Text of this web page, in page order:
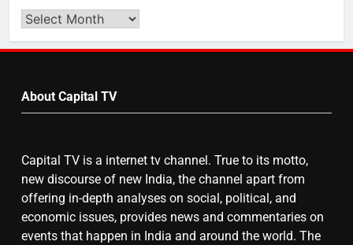
बढ़ा पंचायतों का बजट
8
चुनाव से पहले लालू परिवार पर बड़ा झटका,
दिल्ली कोर्ट ने IRCTC घोटाले में आरोप
तय किए
Search
by
About Capital TV
Capital TV is a internet tv channel. True to its motto,
new discourse of new India, the channel apart from
offering in-depth analyses on social, political, and
economic issues, provides news and commentaries on
events that happen in India and around the world. The